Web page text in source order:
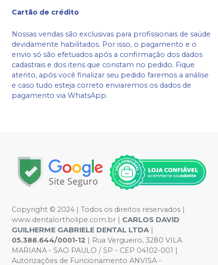
Cartão de crédito
Nossas vendas são exclusivas para profissionais de saúde
devidamente habilitados. Por isso, o pagamento e o
envio só são efetuados após a confirmação dos dados
cadastrais e dos itens que constam no pedido. Fique
atento, após você finalizar seu pedido faremos a análise
e caso tudo esteja correto enviaremos os dados de
pagamento via WhatsApp.
Copyright © 2024 | Todos os direitos reservados |
www.dentalortholipe.com.br | CARLOS DAVID
GUILHERME GABRIELE DENTAL LTDA |
05.388.644/0001-12 | Rua Vergueiro, 3280 VILA
MARIANA - SAO PAULO / SP - CEP 04102-001 |
Autorizações de Funcionamento ANVISA -